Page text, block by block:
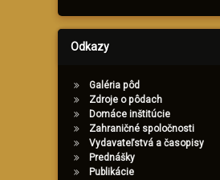
Odkazy
Galéria pôd
Zdroje o pôdach
Domáce inštitúcie
Zahraničné spoločnosti
Vydavateľstvá a časopisy
Prednášky
Publikácie